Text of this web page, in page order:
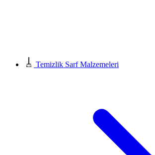
Temizlik Sarf Malzemeleri